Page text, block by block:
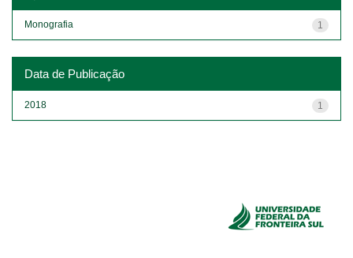
1
Monografia
Data de Publicação
1
2018